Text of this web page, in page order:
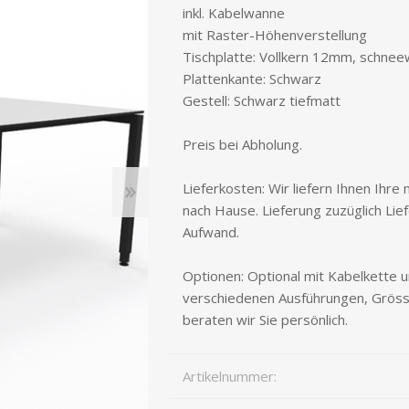
STÜHLE
inkl. Kabelwanne
mit Raster-Höhenverstellung
Tischplatte: Vollkern 12mm,
Plattenkante: Schwarz
Gestell: Schwarz tiefmatt
Preis bei Abholung.
Lieferkosten: Wir liefern Ihnen Ihre
nach Hause. Lieferung zuzüglich
Aufwand.
Optionen: Optional mit Kabelkette
verschiedenen Ausführungen,
beraten wir Sie persönlich.
Artikelnummer: